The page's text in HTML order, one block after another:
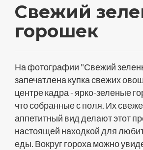
Свежий
горошек
На фотографии "Свежий
запечатлена купка свежих
центре кадра - ярко-зеленые
что собранные с поля. Их
аппетитный вид делают этот
настоящей находкой для
еды. Вокруг гороха можно